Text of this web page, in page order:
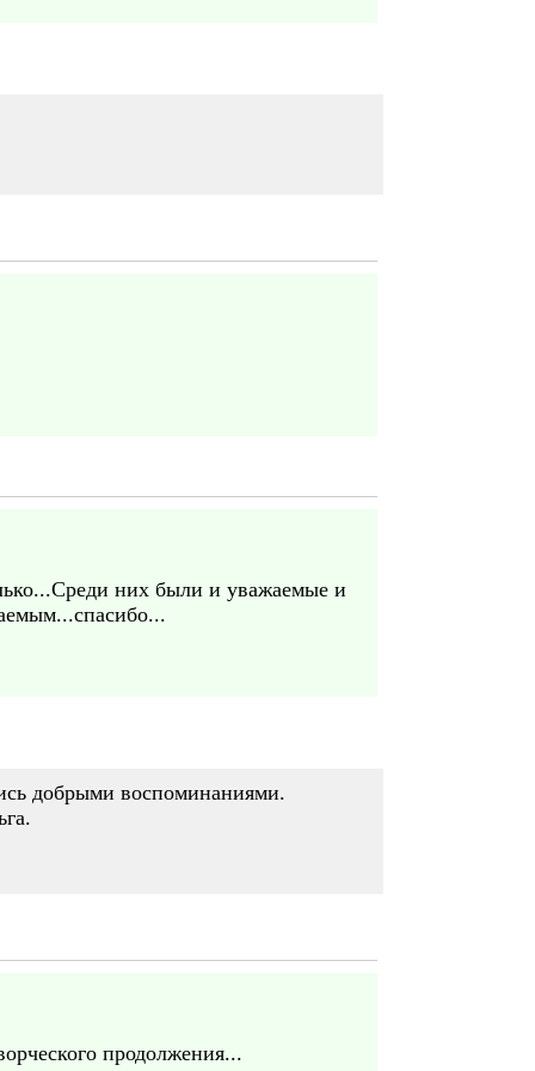
них были и уважаемые и
добрыми воспоминаниями.
продолжения...